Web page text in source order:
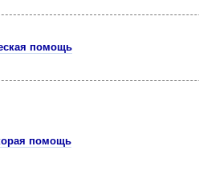
помощь
помощь